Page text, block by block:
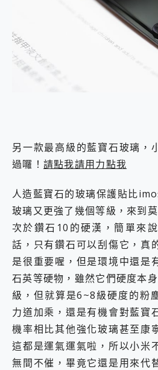
另一款最高級的藍寶石玻璃，
過囉！ 請點我請用力點我
人造藍寶石的玻璃保護貼比
玻璃又更強了幾個等級，來到
次於鑽石10的硬漢，簡單來
話，只有鑽石可以刮傷它，真
是很重要喔，但是環境中還是
石英等硬物，雖然它們硬度本
級，但就算是6~8級硬度的粉
力道加乘，還是有機會對藍寶
機率相比其他強化玻璃甚至康
這都是運氣運氣啦，所以小米
無間不催，畢竟它還是用來代